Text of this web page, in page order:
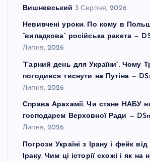
Вишневський 3 Серпня, 2026
Невивчені уроки. По кому в
“випадкова” російська ракета —
Липня, 2026
“Гарний день для України”. Чому
погодився тиснути на Путіна —
Липня, 2026
Справа Арахамії. Чи стане НАБУ
господарем Верховної Ради —
Липня, 2026
Погрози Україні з Ірану і фейк
Іраку. Чим ці історії схожі і як на